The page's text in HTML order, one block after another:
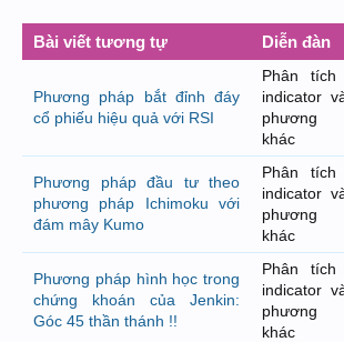
Bài viết tương tự Diễn đàn
Phương pháp bắt đỉnh đáy
cổ phiếu hiệu quả với RSI
Phân tích
indicator
phương
khác
Phương pháp đầu tư theo
phương pháp Ichimoku với
đám mây Kumo
Phân tích
indicator
phương
khác
Phương pháp hình học trong
chứng khoán của Jenkin:
Góc 45 thần thánh !!
Phân tích
indicator
phương
khác